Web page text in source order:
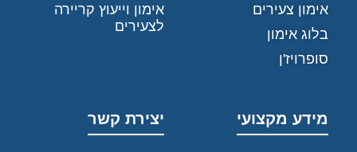
אימון צעירים
בלוג אימון
סופרויז'ן
אימון וייעוץ קריירה
לצעירים
מידע מקצועי יצירת קשר